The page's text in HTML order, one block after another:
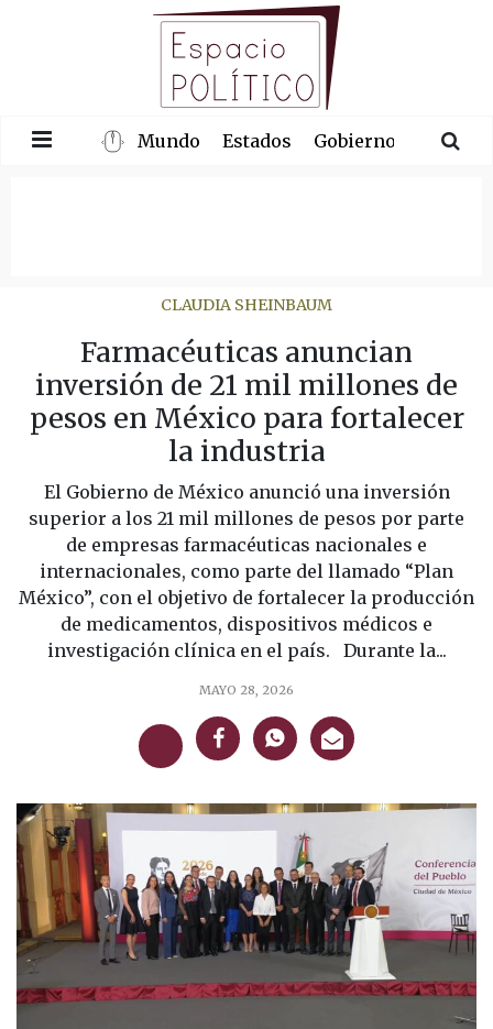
Mundo Estados Gobierno
CLAUDIA SHEINBAUM
Farmacéuticas anuncian
inversión de 21 mil millones de
pesos en México para fortalecer
la industria
El Gobierno de México anunció una inversión
superior a los 21 mil millones de pesos por parte
de empresas farmacéuticas nacionales e
internacionales, como parte del llamado “Plan
México”, con el objetivo de fortalecer la producción
de medicamentos, dispositivos médicos e
investigación clínica en el país. Durante la...
MAYO 28, 2026